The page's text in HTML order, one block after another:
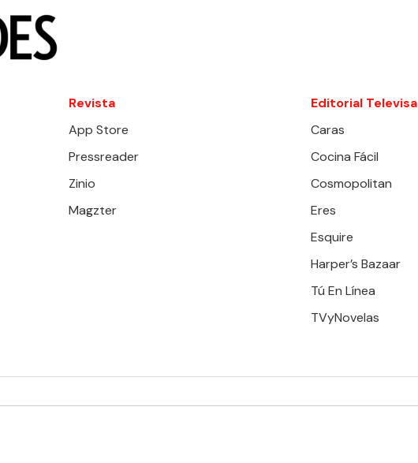
Revista
App Store
Pressreader
Zinio
Magzter
Editorial Televisa
Caras
Cocina Fácil
Cosmopolitan
Eres
Esquire
Harper’s Bazaar
Tú En Línea
TVyNovelas
LOS DERECHOS RESERVADOS. TBG - EDITORIAL TELEVISA - LIFESTYLES